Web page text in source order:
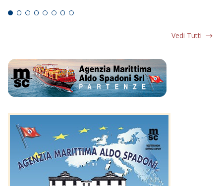
Vedi Tutti